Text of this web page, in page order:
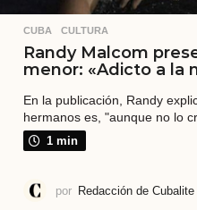
CUBA ,CULTURA
Randy Malcom
menor: «Adicto a la
En la publicación, Randy
hermanos es, "aunque no lo
1 min
por Redacción de Cubalite